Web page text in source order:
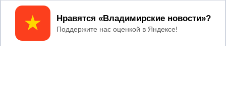
Принять